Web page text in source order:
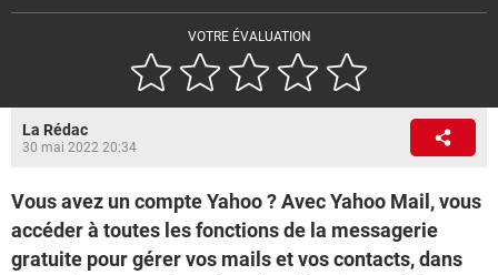
VOTRE ÉVALUATION
La Rédac
30 mai 2022 20:34
Vous avez un compte Yahoo ? Avec Yahoo Mail, vous
accéder à toutes les fonctions de la messagerie
gratuite pour gérer vos mails et vos contacts, dans